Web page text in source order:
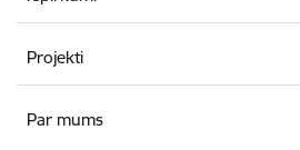
Projekti
Par mums